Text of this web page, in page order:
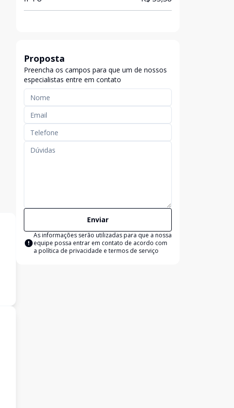
Proposta
Preencha os campos para que um de nossos
especialistas entre em contato
Enviar
As informações serão utilizadas para que a nossa
equipe possa entrar em contato de acordo com
a política de privacidade e termos de serviço